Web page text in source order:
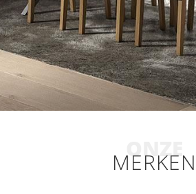
ONZE
MERKEN